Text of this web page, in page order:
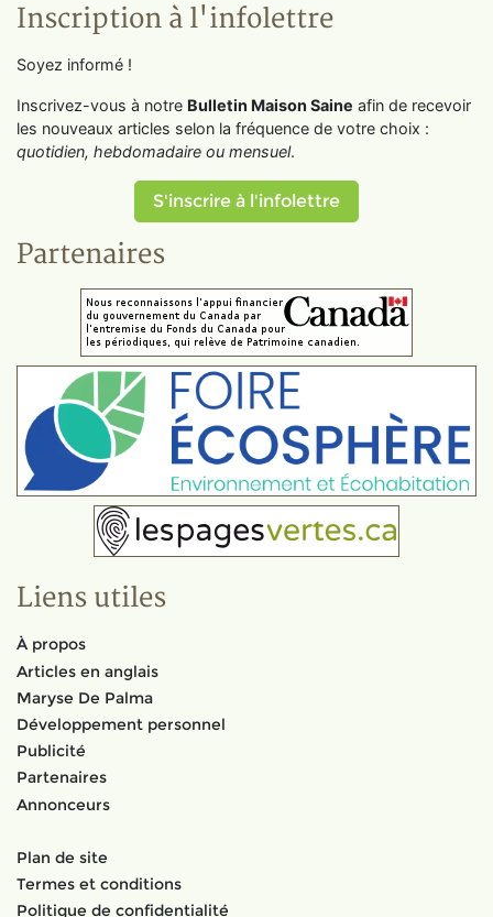
Inscription à l'infolettre
Soyez informé !
Inscrivez-vous à notre Bulletin Maison Saine afin de recevoir
les nouveaux articles selon la fréquence de votre choix :
quotidien, hebdomadaire ou mensuel.
S'inscrire à l'infolettre
Partenaires
Liens utiles
À propos
Articles en anglais
Maryse De Palma
Développement personnel
Publicité
Partenaires
Annonceurs
Plan de site
Termes et conditions
Politique de confidentialité